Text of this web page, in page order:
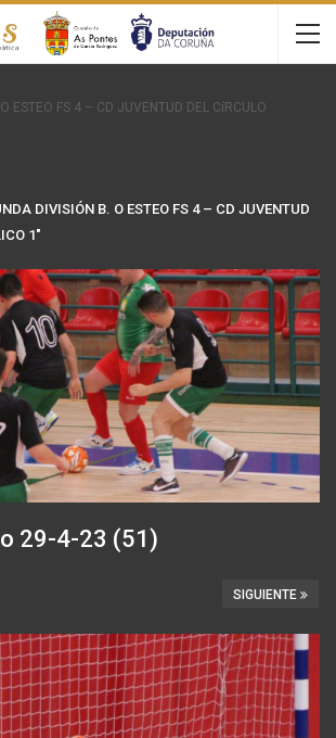
ESTEO FS 4 – CD JUVENTUD DEL CíRCULO
DIVISIÓN B. O ESTEO FS 4 – CD JUVENTUD
1"
29-4-23 (51)
SIGUIENTE